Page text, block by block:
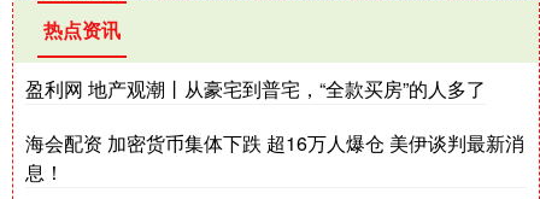
热点资讯
盈利网 地产观潮丨从豪宅到普宅，“全款买房”的人多了
海会配资 加密货币集体下跌 超16万人爆仓 美伊谈判最新消
息！